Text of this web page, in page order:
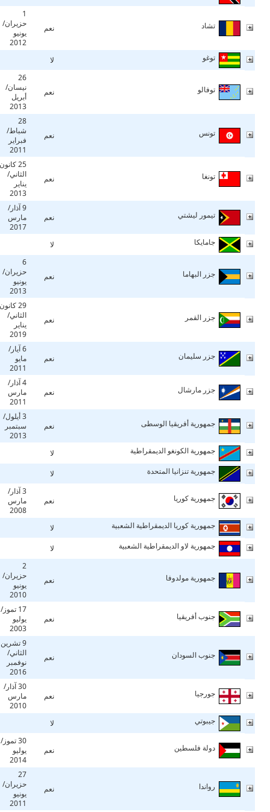
تشاد نعم
حزيران/
يونيو
2012
توغو
توفالو نعم
26
نيسان/
أبريل
2013
تونس نعم
28
شباط/
فبراير
2011
تونغا نعم
25 كانون
الثاني/
يناير
2013
تيمور ليشتي نعم
9 آذار/
مارس
2017
جامايكا
جزر البهاما نعم
حزيران/
يونيو
2013
جزر القمر نعم
29 كانون
الثاني/
يناير
2019
جزر سليمان نعم
6 آيار/
مايو
2011
جزر مارشال نعم
4 آذار/
مارس
2011
جمهورية أفريقيا الوسطى نعم
3 أيلول/
سبتمبر
2013
جمهورية الكونغو الديمقراطية
جمهورية تنزانيا المتحدة
جمهورية كوريا نعم
3 آذار/
مارس
2008
جمهورية كوريا الديمقراطية الشعبية
جمهورية لاو الديمقراطية الشعبية
جمهورية مولدوفا نعم
حزيران/
يونيو
2010
جنوب أفريقيا نعم
17 تموز/
يوليو
2003
جنوب السودان نعم
9 تشرين
الثاني/
نوفمبر
2016
جورجيا نعم
30 آذار/
مارس
2010
جيبوتي
دولة فلسطين نعم
30 تموز/
يوليو
2014
رواندا نعم
27
حزيران/
يونيو
2011